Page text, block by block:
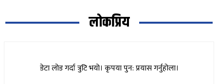
लोकप्रिय
डेटा लोड गर्दा त्रुटि भयो। कृपया पुन: प्रयास गर्नुहोला।